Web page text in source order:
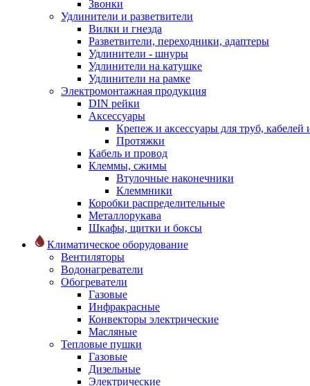
Звонки
Удлинители и разветвители
Вилки и гнезда
Разветвители, переходники, адаптеры
Удлинители - шнуры
Удлинители на катушке
Удлинители на рамке
Электромонтажная продукция
DIN рейки
Аксессуары
Крепеж и аксессуары для труб, кабелей
Протяжки
Кабель и провод
Клеммы, сжимы
Втулочные наконечники
Клеммники
Коробки распределительные
Металлорукава
Шкафы, щитки и боксы
Климатическое оборудование
Вентиляторы
Водонагреватели
Обогреватели
Газовые
Инфракрасные
Конвекторы электрические
Масляные
Тепловые пушки
Газовые
Дизельные
Электрические